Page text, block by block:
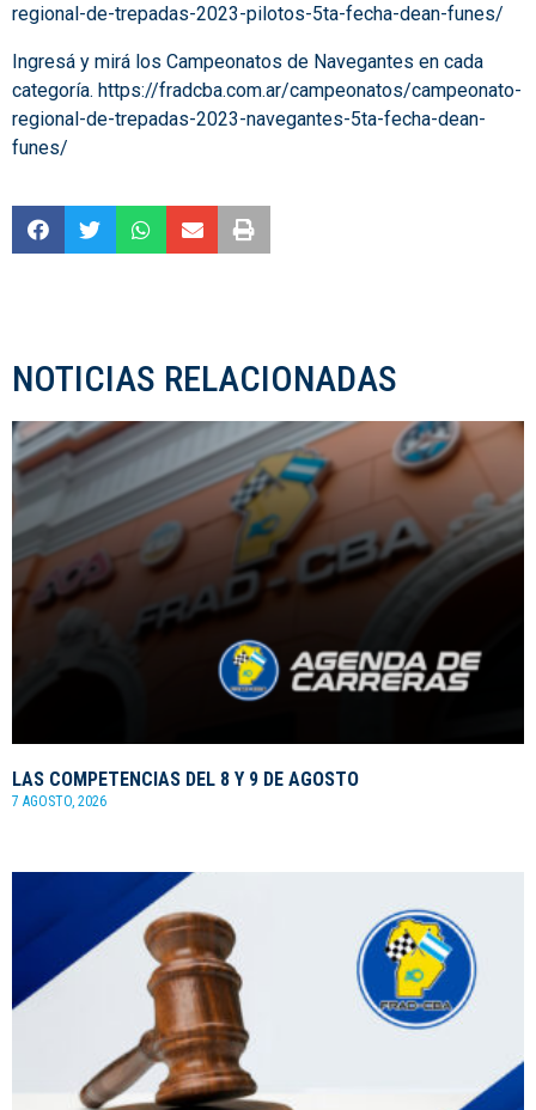
regional-de-trepadas-2023-pilotos-5ta-fecha-dean-funes/
Ingresá y mirá los Campeonatos de Navegantes en cada
categoría. https://fradcba.com.ar/campeonatos/campeonato-
regional-de-trepadas-2023-navegantes-5ta-fecha-dean-
funes/
NOTICIAS RELACIONADAS
LAS COMPETENCIAS DEL 8 Y 9 DE AGOSTO
7 AGOSTO, 2026